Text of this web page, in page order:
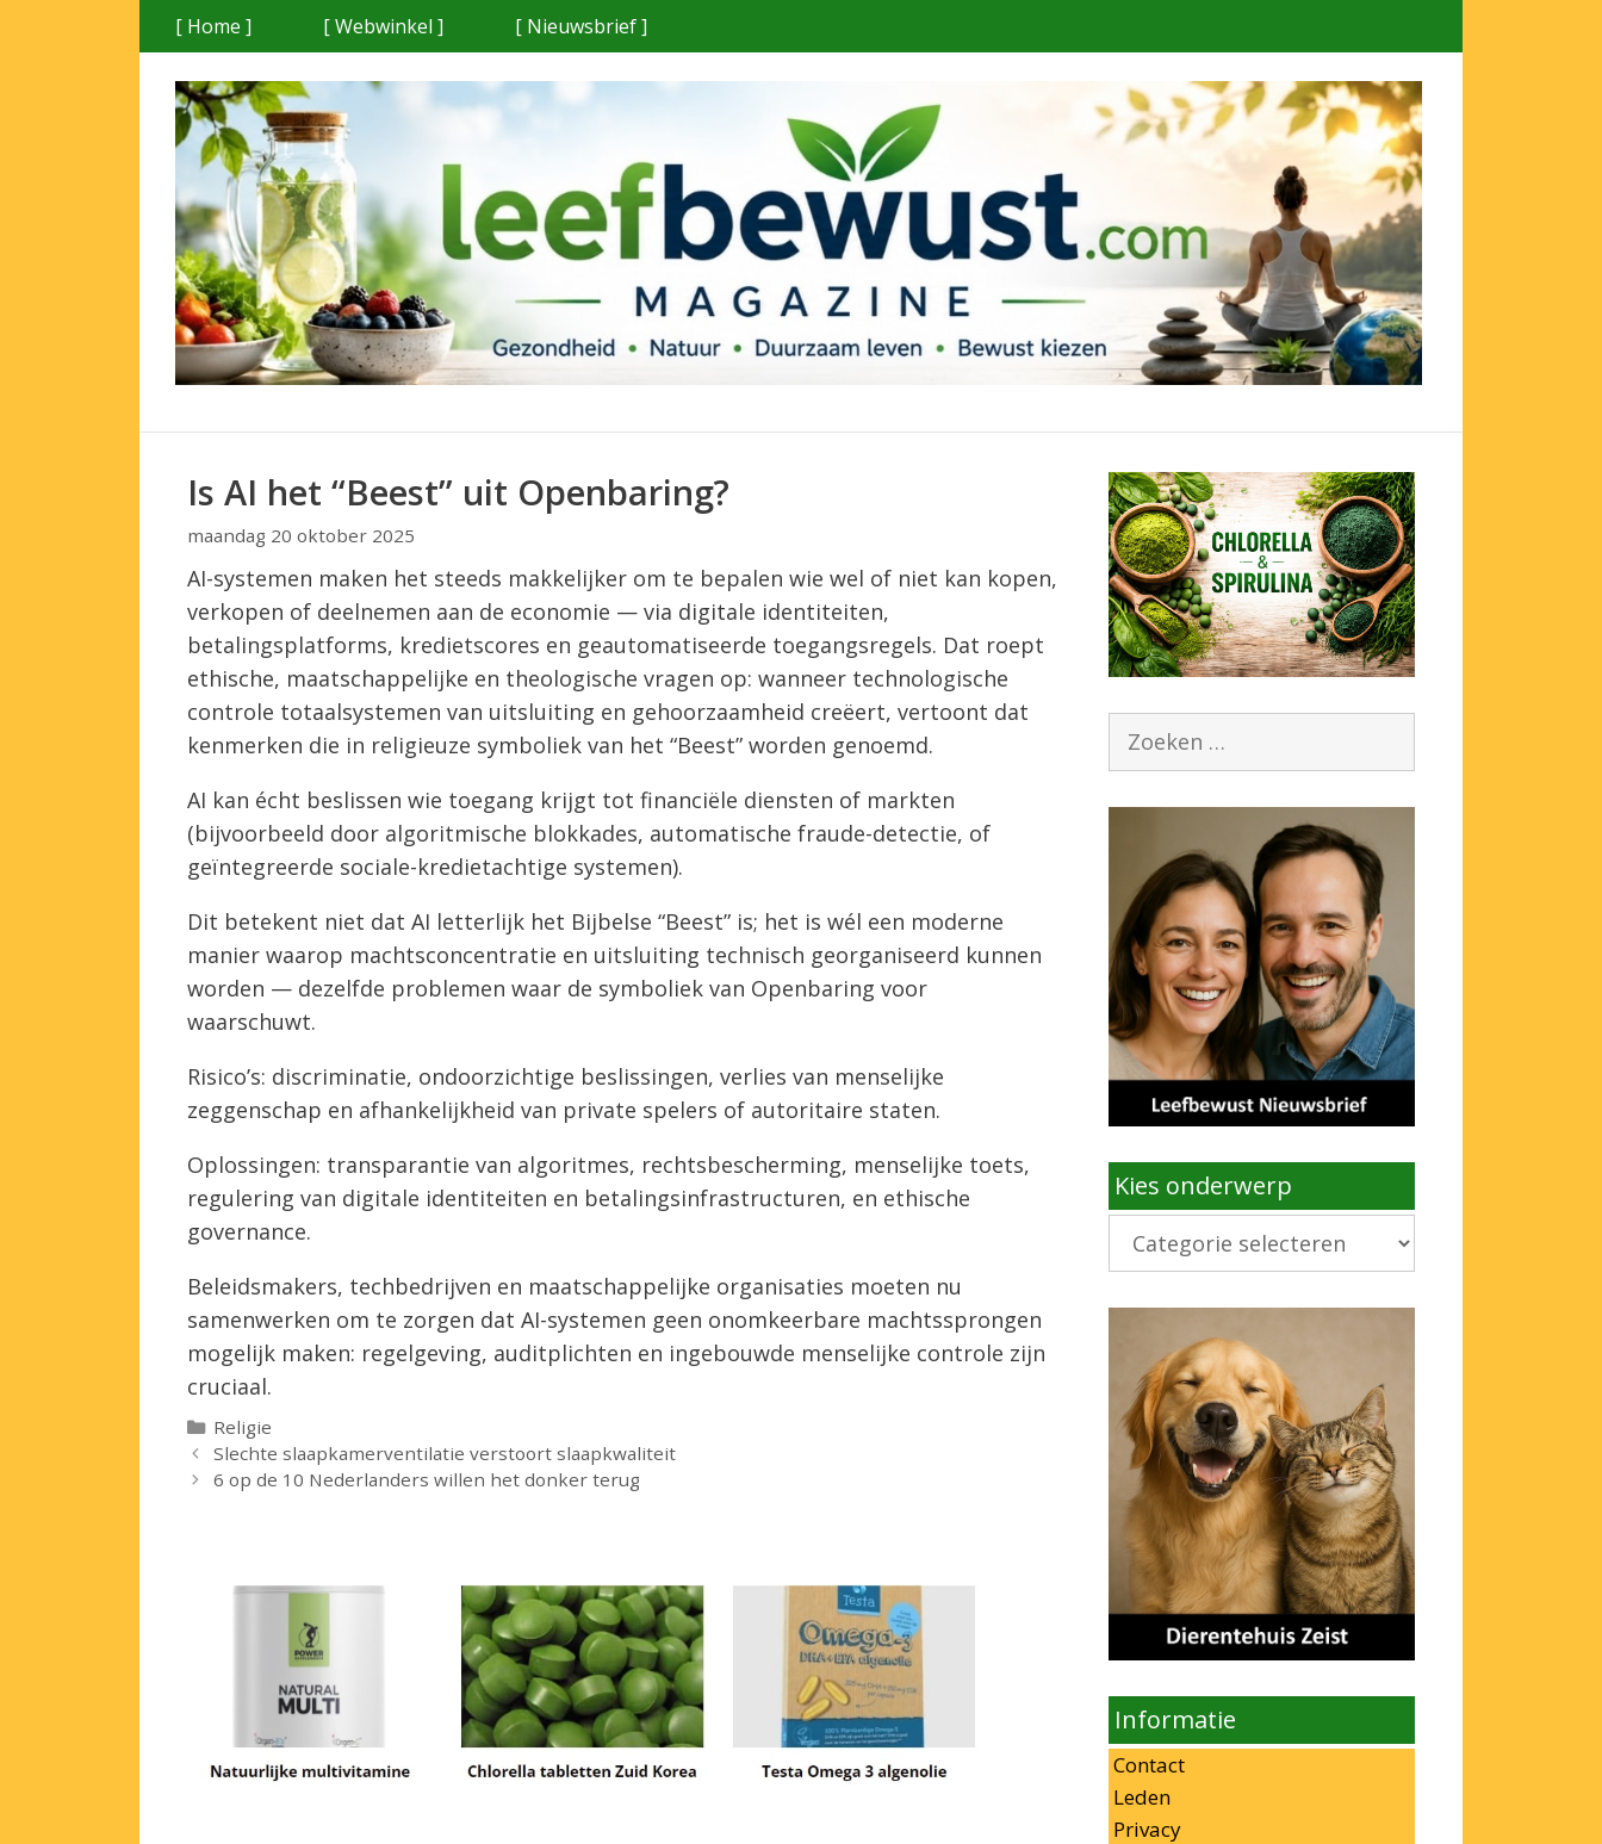
[ Home ] [ Webwinkel ] [ Nieuwsbrief ]
Is AI het “Beest” uit Openbaring?
maandag 20 oktober 2025
AI-systemen maken het steeds makkelijker om te bepalen wie wel of niet kan kopen,
verkopen of deelnemen aan de economie — via digitale identiteiten,
betalingsplatforms, kredietscores en geautomatiseerde toegangsregels. Dat roept
ethische, maatschappelijke en theologische vragen op: wanneer technologische
controle totaalsystemen van uitsluiting en gehoorzaamheid creëert, vertoont dat
kenmerken die in religieuze symboliek van het “Beest” worden genoemd.
AI kan écht beslissen wie toegang krijgt tot financiële diensten of markten
(bijvoorbeeld door algoritmische blokkades, automatische fraude-detectie, of
geïntegreerde sociale-kredietachtige systemen).
Dit betekent niet dat AI letterlijk het Bijbelse “Beest” is; het is wél een moderne
manier waarop machtsconcentratie en uitsluiting technisch georganiseerd kunnen
worden — dezelfde problemen waar de symboliek van Openbaring voor
waarschuwt.
Risico’s: discriminatie, ondoorzichtige beslissingen, verlies van menselijke
zeggenschap en afhankelijkheid van private spelers of autoritaire staten.
Oplossingen: transparantie van algoritmes, rechtsbescherming, menselijke toets,
regulering van digitale identiteiten en betalingsinfrastructuren, en ethische
governance.
Beleidsmakers, techbedrijven en maatschappelijke organisaties moeten nu
samenwerken om te zorgen dat AI-systemen geen onomkeerbare machtssprongen
mogelijk maken: regelgeving, auditplichten en ingebouwde menselijke controle zijn
cruciaal.
Categorieën
Religie
Slechte slaapkamer­ventilatie verstoort slaapkwaliteit
6 op de 10 Nederlanders willen het donker terug
Zoek
Kies onderwerp
Kies
onderwerp
Informatie
Contact
Leden
Privacy